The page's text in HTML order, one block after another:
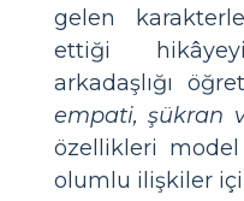
gelen
ettiği
arkadaşlığı
empati, şükran
özellikleri
olumlu ilişkiler